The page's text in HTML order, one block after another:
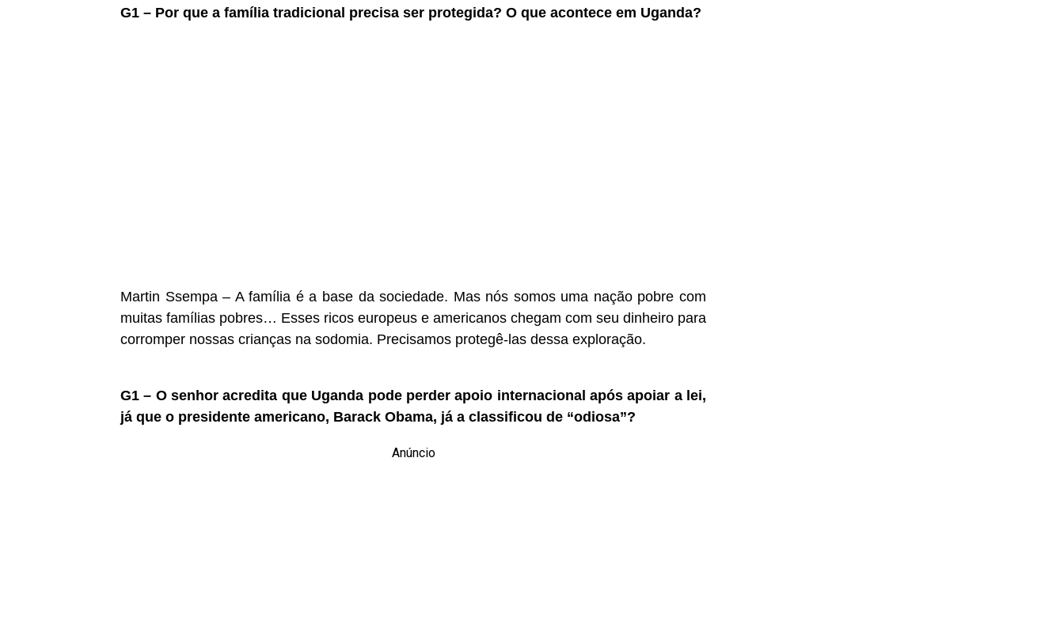
G1 – Por que a família tradicional precisa ser protegida? O que acontece em Uganda?
Martin Ssempa – A família é a base da sociedade. Mas nós somos uma nação pobre com
muitas famílias pobres… Esses ricos europeus e americanos chegam com seu dinheiro para
corromper nossas crianças na sodomia. Precisamos protegê-las dessa exploração.
G1 – O senhor acredita que Uganda pode perder apoio internacional após apoiar a lei,
já que o presidente americano, Barack Obama, já a classificou de “odiosa”?
Anúncio